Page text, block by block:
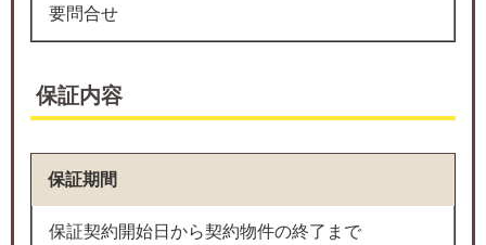
要問合せ
保証内容
保証期間
保証契約開始日から契約物件の終了まで